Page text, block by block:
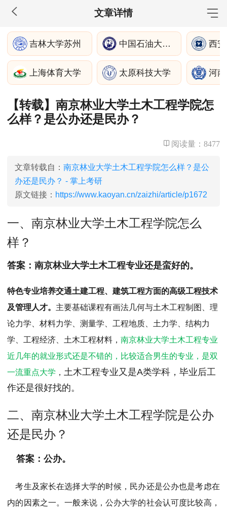
文章详情
MBA工商管理
院校库 考试报名 招生政策 学制学费
报名流程
考试真题
报考经验 招生简章
MEM工程管理
院校库 考试报名 招生政策 学制学费
MPA公共管理
院校库 考试报名 招生政策
MPAcc会计专硕
院校库
考试真题
报考经验 招生简章
MTA旅游管理
院校库 考试报名 招生政策 学制学费
报名流程
考试真题
报考经验 招生简章
吉林大学苏州 中国石油大学（华东） 西
上海体育大学 太原科技大学 河
【转载】南京林业大学土木工程学院怎
么样？是公办还是民办？
阅读量： 8477
文章转载自： 南京林业大学土木工程学院怎么样？是公
办还是民办？ - 掌上考研
原文链接： https://www.kaoyan.cn/zaizhi/article/p1672
一、南京林业大学土木工程学院怎么
样？
答案：南京林业大学土木工程专业还是蛮好的。
特色专业培养交通土建工程、建筑工程方面的高级工程技术
及管理人才。 主要基础课程有画法几何与土木工程制图、理
论力学、材料力学、测量学、工程地质、土力学、结构力
学、工程经济、土木工程材料，南京林业大学土木工程专业
近几年的就业形式还是不错的，比较适合男生的专业，是双
一流重点大学 ， 土木工程专业又是A类学科，毕业后工
作还是很好找的。
二、南京林业大学土木工程学院是公办
还是民办？
答案：公办。
考生及家长在选择大学的时候，民办还是公办也是考虑在
内的因素之一。一般来说，公办大学的社会认可度比较高，